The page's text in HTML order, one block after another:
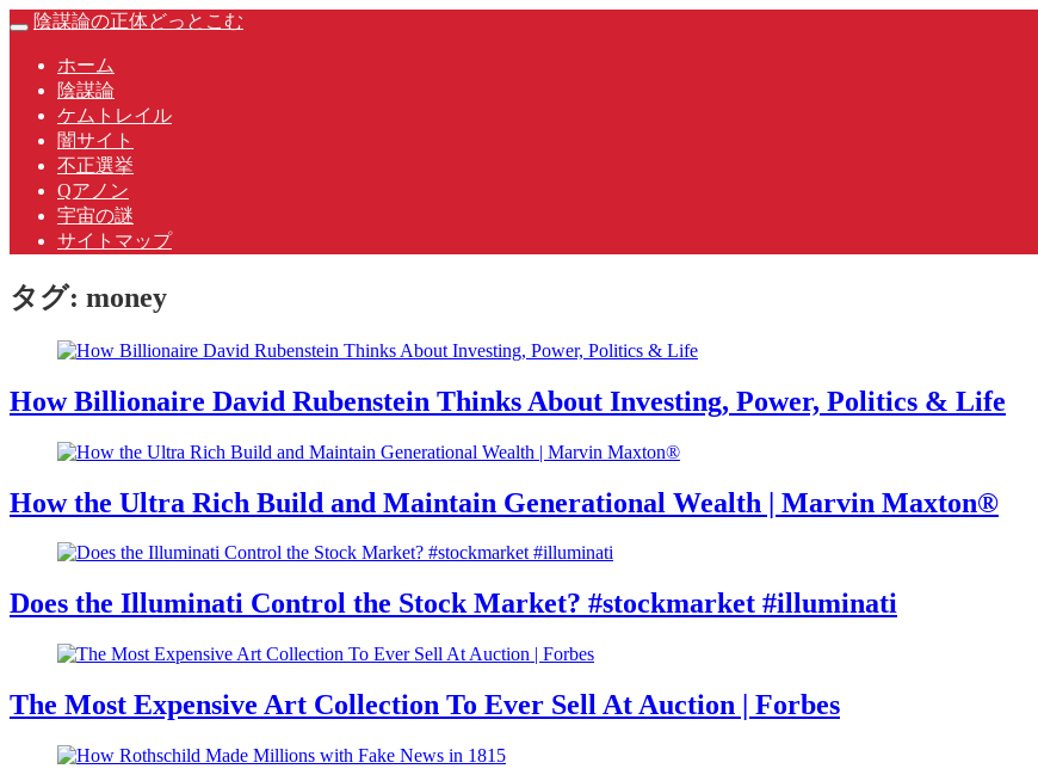
Skip
content
Toggle
陰謀論の正体どっとこむ
ホーム
陰謀論
ケムトレイル
闇サイト
不正選挙
Qアノン
宇宙の謎
サイトマップ
タグ: money
How Billionaire David Rubenstein Thinks About Investing, Power, Politics & Life
How the Ultra Rich Build and Maintain Generational Wealth | Marvin Maxton®
Does the Illuminati Control the Stock Market? #stockmarket #illuminati
The Most Expensive Art Collection To Ever Sell At Auction | Forbes